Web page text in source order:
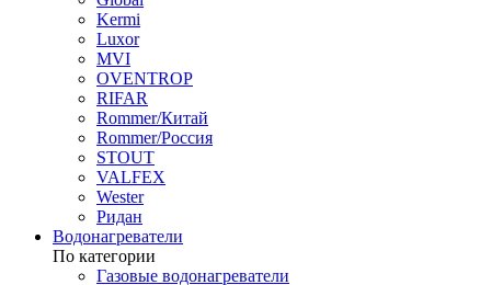
Kermi
Luxor
MVI
OVENTROP
RIFAR​
Rommer/Китай
Rommer/Россия
STOUT
VALFEX
Wester
Ридан
Водонагреватели
По категории
Газовые водонагреватели